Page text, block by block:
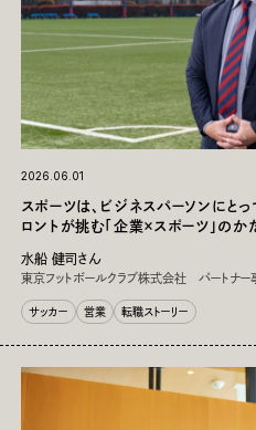
2026.06.01
スポーツは、ビジネスパーソンにと
ロントが挑む「企業×スポーツ」のか
水船 健司さん
東京フットボールクラブ株式会社 パートナ
サッカー 営業 転職ストーリー